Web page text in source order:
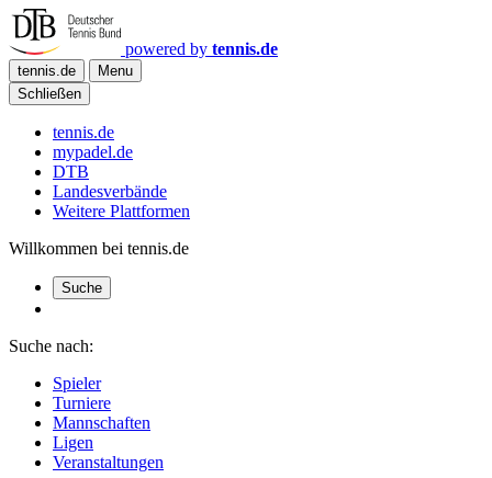
powered by tennis.de
tennis.de
Menu
Schließen
tennis.de
mypadel.de
DTB
Landesverbände
Weitere Plattformen
Willkommen bei tennis.de
Suche
Suche nach:
Spieler
Turniere
Mannschaften
Ligen
Veranstaltungen